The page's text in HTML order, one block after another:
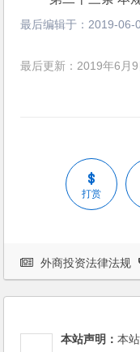
最后编辑于： 2019-06-
最后更新：2019年6月9
打赏
外商投资法律法规
本站声明：本